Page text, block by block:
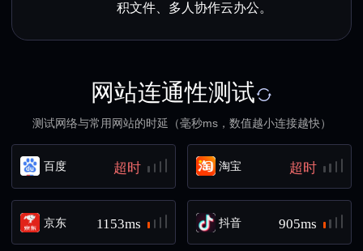
积文件、多人协作云办公。
网站连通性测试
测试网络与常用网站的时延（毫秒ms，数值越小连接越快）
百度 超时 淘宝 超时
京东 1153ms 抖音 905ms